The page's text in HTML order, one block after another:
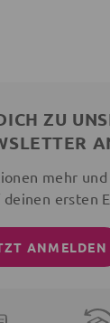
ZU
mehr
deinen ersten
ANMELDEN